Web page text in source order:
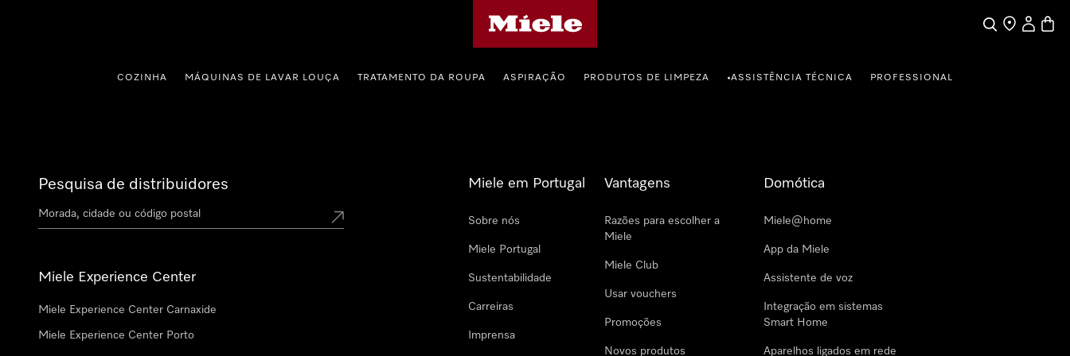
PesquisaEncontrar loja
A minha
COZINHA MÁQUINAS DE LAVAR LOUÇA TRATAMENTO DA ROUPA ASPIRAÇÃO PRODUTOS DE LIMPEZA •ASSISTÊNCIA TÉCNICA PROFESSIONAL
Pesquisa de distribuidores
Miele Experience Center
Miele Experience Center Carnaxide
Miele Experience Center Porto
Miele em Portugal
Sobre nós
Miele Portugal
Sustentabilidade
Carreiras
Imprensa
Vantagens
Razões para escolher a
Miele
Miele Club
Usar vouchers
Promoções
Novos produtos
Domótica
Miele@home
App da Miele
Assistente de voz
Integração em sistemas
Smart Home
Aparelhos ligados em rede